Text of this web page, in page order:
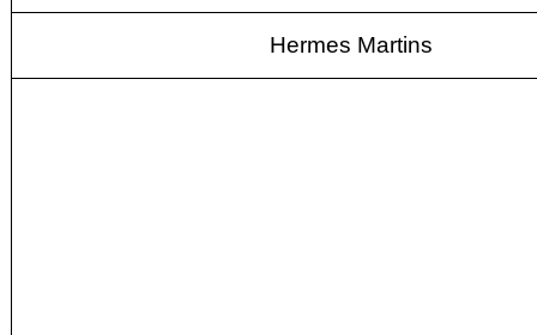
Hermes Martins